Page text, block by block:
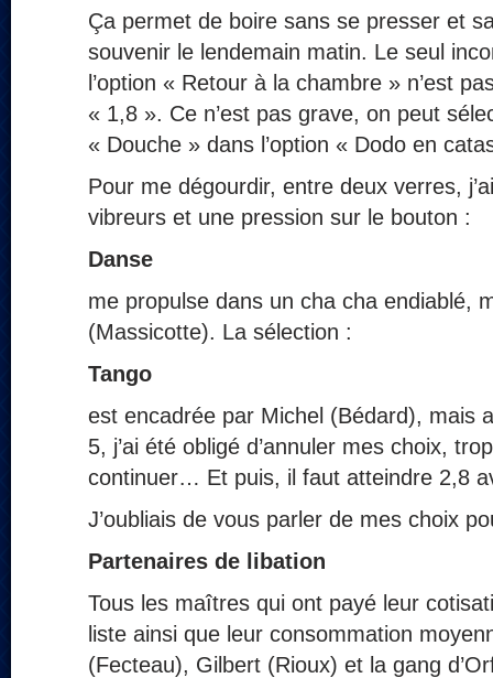
Ça permet de boire sans se presser et
souvenir le lendemain matin. Le seul
l’option « Retour à la chambre » n’est
« 1,8 ». Ce n’est pas grave, on peut
« Douche » dans l’option « Dodo en
Pour me dégourdir, entre deux verres,
vibreurs et une pression sur le bouton :
Danse
me propulse dans un cha cha endiablé,
(Massicotte). La sélection :
Tango
est encadrée par Michel (Bédard), mais
5, j’ai été obligé d’annuler mes choix,
continuer… Et puis, il faut atteindre 2,8
J’oubliais de vous parler de mes choix
Partenaires de libation
Tous les maîtres qui ont payé leur
liste ainsi que leur consommation
(Fecteau), Gilbert (Rioux) et la gang